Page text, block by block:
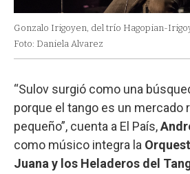
Gonzalo Irigoyen, del trío Hagopian-
Foto: Daniela Alvarez
“Sulov surgió como una
porque el tango es un mercado
pequeño”, cuenta a El País,
como músico integra la
Juana y los Heladeros del